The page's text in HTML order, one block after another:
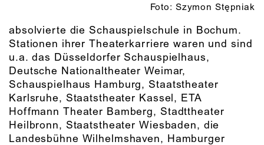
Foto: Szymon Stępniak
absolvierte die Schauspielschule in Bochum.
Stationen ihrer Theaterkarriere waren und sind
u.a. das Düsseldorfer Schauspielhaus,
Deutsche Nationaltheater Weimar,
Schauspielhaus Hamburg, Staatstheater
Karlsruhe, Staatstheater Kassel, ETA
Hoffmann Theater Bamberg, Stadttheater
Heilbronn, Staatstheater Wiesbaden, die
Landesbühne Wilhelmshaven, Hamburger